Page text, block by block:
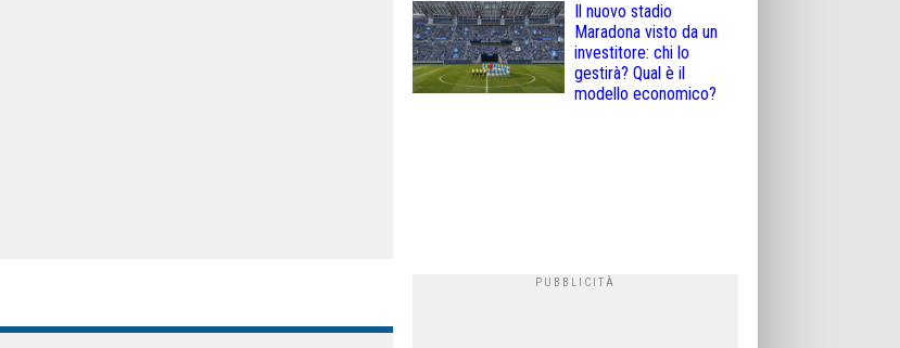
Il nuovo stadio
Maradona visto da un
investitore: chi lo
gestirà? Qual è il
modello economico?